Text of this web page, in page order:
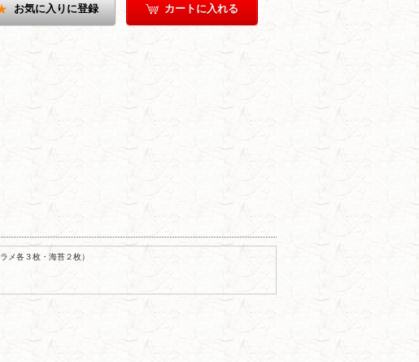
お気に入りに登録 カートに入れる
メ各３枚・海苔２枚）